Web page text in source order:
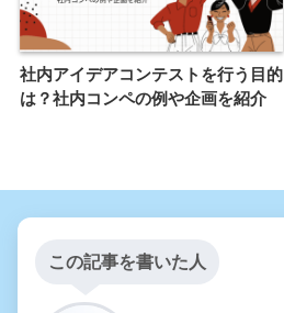
社内アイデアコンテストを行う目的
は？社内コンペの例や企画を紹介
この記事を書いた人